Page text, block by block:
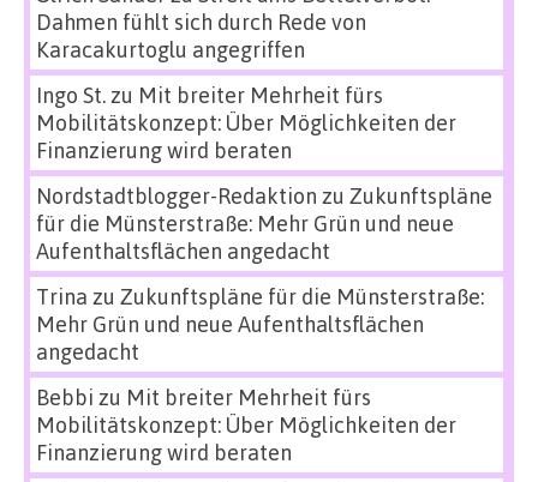
Dahmen fühlt sich durch Rede von
Karacakurtoglu angegriffen
Ingo St.zu Mit breiter Mehrheit fürs
Mobilitätskonzept: Über Möglichkeiten der
Finanzierung wird beraten
Nordstadtblogger-Redaktion zu Zukunftspläne
für die Münsterstraße: Mehr Grün und neue
Aufenthaltsflächen angedacht
Trina zu Zukunftspläne für die Münsterstraße:
Mehr Grün und neue Aufenthaltsflächen
angedacht
Bebbi zu Mit breiter Mehrheit fürs
Mobilitätskonzept: Über Möglichkeiten der
Finanzierung wird beraten